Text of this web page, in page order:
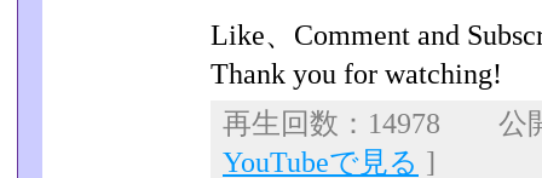
Like、Comment and
Thank you for watching!
再生回数：14978 公
YouTubeで見る ]